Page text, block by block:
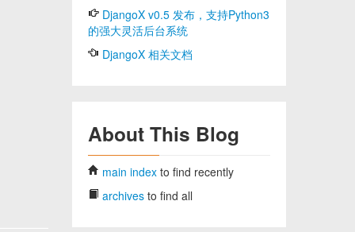
DjangoX v0.5 发布，支持Python3
的强大灵活后台系统
DjangoX 相关文档
About This Blog
main index to find recently
archives to find all